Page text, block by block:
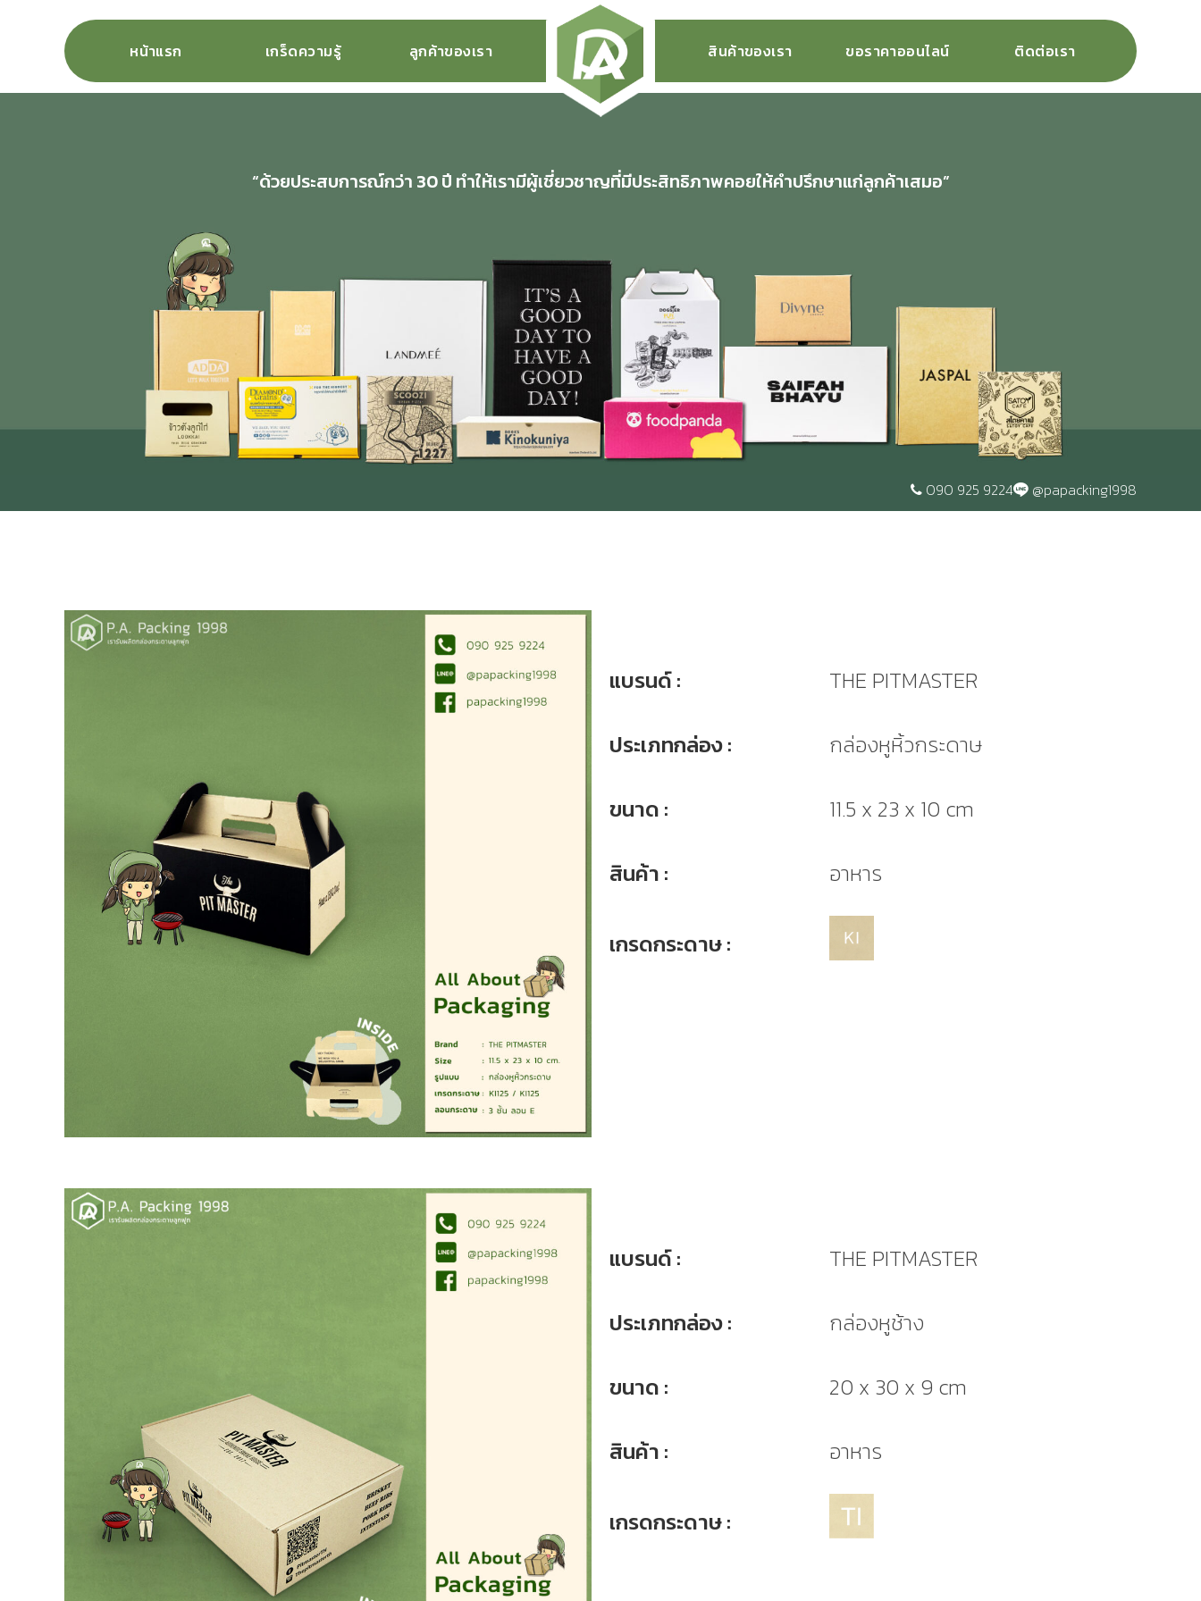
หน้าแรก เกร็ดความรู้ ลูกค้าของเรา สินค้าของเรา ขอราคาออนไลน์ ติดต่อเรา
“ด้วยประสบการณ์กว่า 30 ปี ทำให้เรามีผู้เชี่ยวชาญที่มีประสิทธิภาพคอยให้คำปรึกษาแก่ลูกค้าเสมอ”
090 925 9224 @papacking1998
แบรนด์ : THE PITMASTER
ประเภทกล่อง : กล่องหูหิ้วกระดาษ
ขนาด : 11.5 x 23 x 10 cm
สินค้า : อาหาร
เกรดกระดาษ :
แบรนด์ : THE PITMASTER
ประเภทกล่อง : กล่องหูช้าง
ขนาด : 20 x 30 x 9 cm
สินค้า : อาหาร
เกรดกระดาษ :